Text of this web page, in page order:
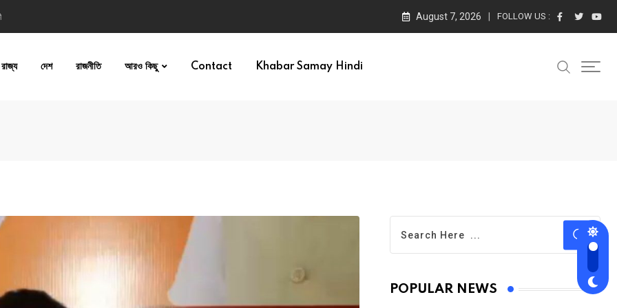
August 7, 2026 FOLLOW US :
রাজ্য দেশ রাজনীতি আরও কিছু Contact Khabar Samay Hindi
POPULAR NEWS